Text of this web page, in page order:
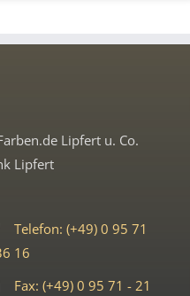
Lipfert u. Co.
Lipfert
Telefon: (+49) 0 95 71
16
Fax: (+49) 0 95 71 - 21